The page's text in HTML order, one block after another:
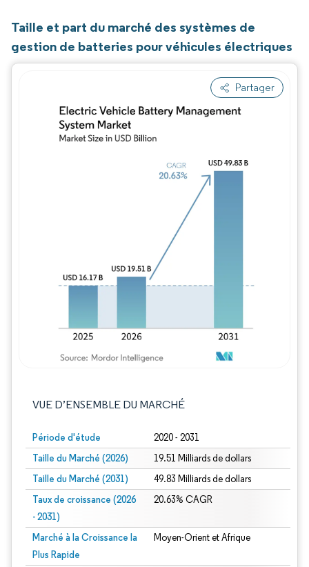
Taille et part du marché des systèmes de
gestion de batteries pour véhicules électriques
Partager
VUE D’ENSEMBLE DU MARCHÉ
Période d'étude 2020 - 2031
Taille du Marché (2026) 19.51 Milliards de dollars
Taille du Marché (2031) 49.83 Milliards de dollars
Taux de croissance (2026
- 2031)
20.63% CAGR
Marché à la Croissance la
Plus Rapide
Moyen-Orient et Afrique
Image © Mordor Intelligence. La